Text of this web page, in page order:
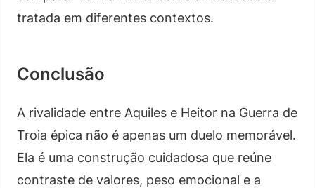
tratada em diferentes contextos.
Conclusão
A rivalidade entre Aquiles e Heitor na Guerra de
Troia épica não é apenas um duelo memorável.
Ela é uma construção cuidadosa que reúne
contraste de valores, peso emocional e a